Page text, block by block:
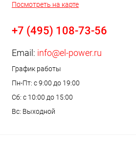
Посмотреть на карте
+7 (495) 108-73-56
Email: info@el-power.ru
График работы
Пн-Пт: с 9:00 до 19:00
Сб: с 10:00 до 15:00
Вс: Выходной